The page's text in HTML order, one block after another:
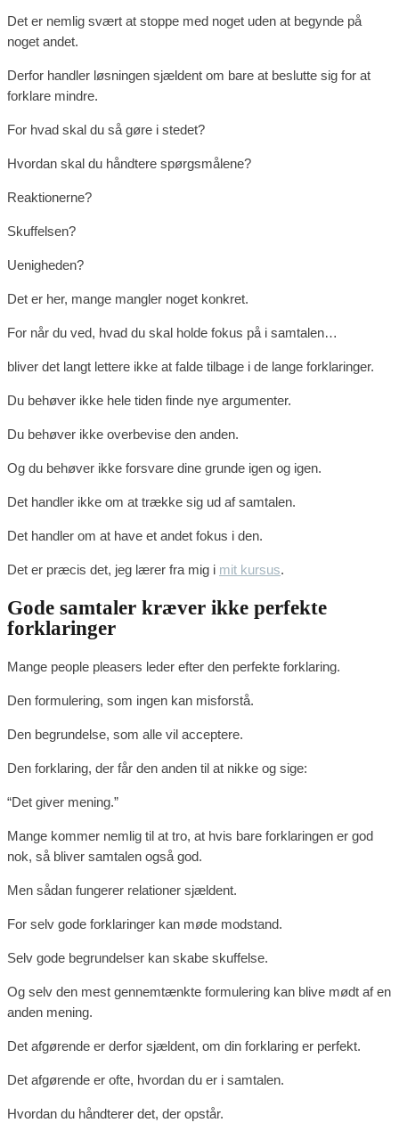
Det er nemlig svært at stoppe med noget uden at begynde på
noget andet.
Derfor handler løsningen sjældent om bare at beslutte sig for at
forklare mindre.
For hvad skal du så gøre i stedet?
Hvordan skal du håndtere spørgsmålene?
Reaktionerne?
Skuffelsen?
Uenigheden?
Det er her, mange mangler noget konkret.
For når du ved, hvad du skal holde fokus på i samtalen…
bliver det langt lettere ikke at falde tilbage i de lange forklaringer.
Du behøver ikke hele tiden finde nye argumenter.
Du behøver ikke overbevise den anden.
Og du behøver ikke forsvare dine grunde igen og igen.
Det handler ikke om at trække sig ud af samtalen.
Det handler om at have et andet fokus i den.
Det er præcis det, jeg lærer fra mig i mit kursus.
Gode samtaler kræver ikke perfekte
forklaringer
Mange people pleasers leder efter den perfekte forklaring.
Den formulering, som ingen kan misforstå.
Den begrundelse, som alle vil acceptere.
Den forklaring, der får den anden til at nikke og sige:
“Det giver mening.”
Mange kommer nemlig til at tro, at hvis bare forklaringen er god
nok, så bliver samtalen også god.
Men sådan fungerer relationer sjældent.
For selv gode forklaringer kan møde modstand.
Selv gode begrundelser kan skabe skuffelse.
Og selv den mest gennemtænkte formulering kan blive mødt af en
anden mening.
Det afgørende er derfor sjældent, om din forklaring er perfekt.
Det afgørende er ofte, hvordan du er i samtalen.
Hvordan du håndterer det, der opstår.